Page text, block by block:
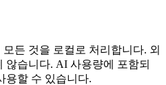
든 것을 로컬로 처리합니다. 외
않습니다. AI 사용량에 포함되
용할 수 있습니다.